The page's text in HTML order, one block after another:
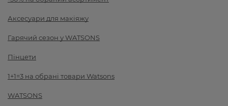
Аксесуари для макіяжу
Гарячий сезон у WATSONS
Пінцети
1+1=3 на обрані товари Watsons
WATSONS